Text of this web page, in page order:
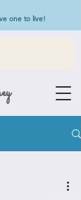
one to live!